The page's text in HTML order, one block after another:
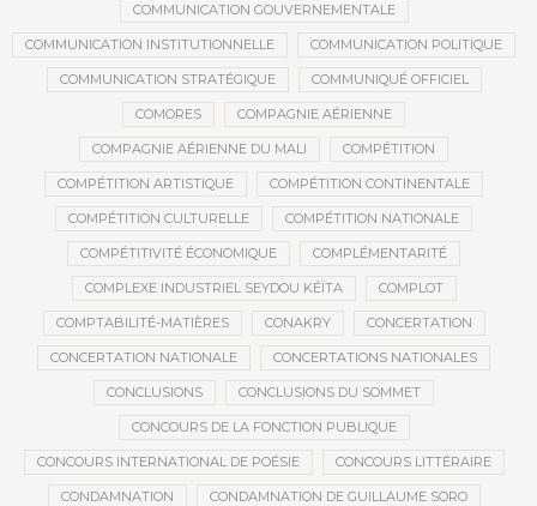
COMMUNICATION GOUVERNEMENTALE
COMMUNICATION INSTITUTIONNELLE COMMUNICATION POLITIQUE
COMMUNICATION STRATÉGIQUE COMMUNIQUÉ OFFICIEL
COMORES COMPAGNIE AÉRIENNE
COMPAGNIE AÉRIENNE DU MALI COMPÉTITION
COMPÉTITION ARTISTIQUE COMPÉTITION CONTINENTALE
COMPÉTITION CULTURELLE COMPÉTITION NATIONALE
COMPÉTITIVITÉ ÉCONOMIQUE COMPLÉMENTARITÉ
COMPLEXE INDUSTRIEL SEYDOU KÉÏTA COMPLOT
COMPTABILITÉ-MATIÈRES CONAKRY CONCERTATION
CONCERTATION NATIONALE CONCERTATIONS NATIONALES
CONCLUSIONS CONCLUSIONS DU SOMMET
CONCOURS DE LA FONCTION PUBLIQUE
CONCOURS INTERNATIONAL DE POÉSIE CONCOURS LITTÉRAIRE
CONDAMNATION CONDAMNATION DE GUILLAUME SORO